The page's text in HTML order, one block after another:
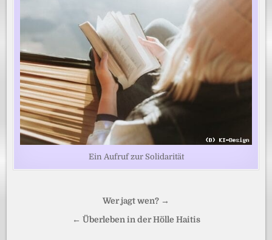
Ein Aufruf zur Solidarität
Beitragsnavigation
Wer jagt wen? →
← Überleben in der Hölle Haitis